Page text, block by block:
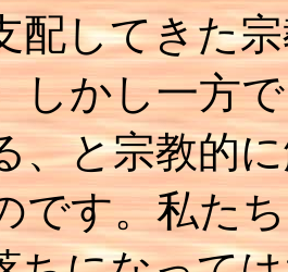
配してきた
しかし一方
、と宗教的
です。私た